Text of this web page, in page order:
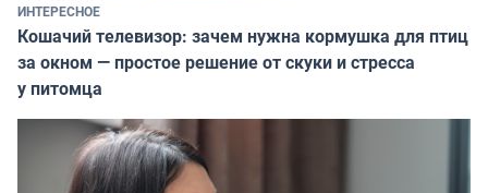
ИНТЕРЕСНОЕ
Кошачий телевизор: зачем нужна кормушка для птиц
за окном — простое решение от скуки и стресса
у питомца